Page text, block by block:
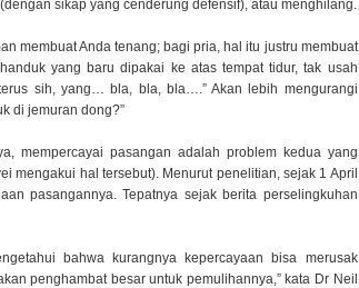
sikap yang cenderung defensif), atau menghilang.
membuat Anda tenang; bagi pria, hal itu justru membuat
yang baru dipakai ke atas tempat tidur, tak usah
sih, yang… bla, bla, bla….” Akan lebih mengurangi
di jemuran dong?”
mempercayai pasangan adalah problem kedua yang
mengakui hal tersebut). Menurut penelitian, sejak 1 April
pasangannya. Tepatnya sejak berita perselingkuhan
bahwa kurangnya kepercayaan bisa merusak
penghambat besar untuk pemulihannya,” kata Dr Neil